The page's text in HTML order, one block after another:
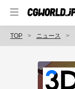
TOP ニュース